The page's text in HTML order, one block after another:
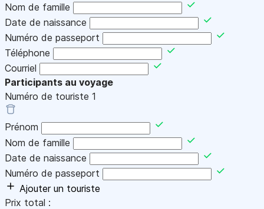
Nom de famille
Date de naissance
Numéro de passeport
Téléphone
Courriel
Participants au voyage
Numéro de touriste 1
Prénom
Nom de famille
Date de naissance
Numéro de passeport
Ajouter un touriste
Prix total :